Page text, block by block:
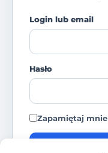
Login lub email
Hasło
Zapamiętaj mnie